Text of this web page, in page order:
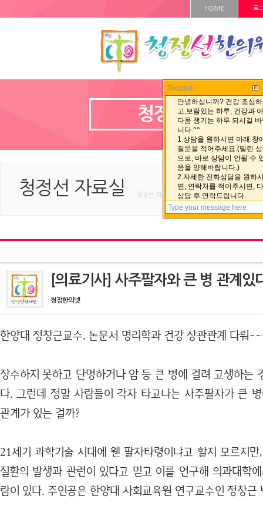
HOME 로
청정선 자료실
청정선 자료실 청정선 자료실 < 청정선 자료실 < HOME
[의료기사] 사주팔자와 큰 병 관계있
청정한의넷
한양대 정창근교수, 논문서 명리학과 건강 상관관계 다뤄
장수하지 못하고 단명하거나 암 등 큰 병에 걸려 고생하는
다. 그런데 정말 사람들이 각자 타고나는 사주팔자가 큰
관계가 있는 걸까?
21세기 과학기술 시대에 웬 팔자타령이냐고 할지 모르지
질환의 발생과 관련이 있다고 믿고 이를 연구해 의과대학
람이 있다. 주인공은 한양대 사회교육원 연구교수인 정창근
Tocplus